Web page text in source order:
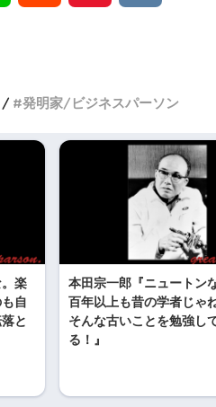
d
b
o
発明家/ビジネスパーソン
楽
自
と
本田宗一郎『ニュートン
百年以上も昔の学者じゃ
そんな古いことを勉強し
る！』